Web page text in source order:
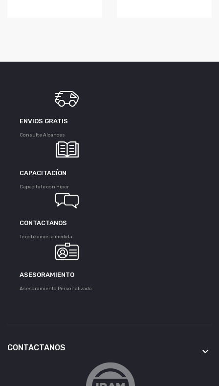
ENVIOS GRATIS
Consulte Alcances
CAPACITACÍON
Capacitate con Hiper
CONTACTANOS
Te cotizamos a medida
ASESORAMIENTO
Asesoramiento Personalizado
CONTACTANOS keyboard_arrow_down